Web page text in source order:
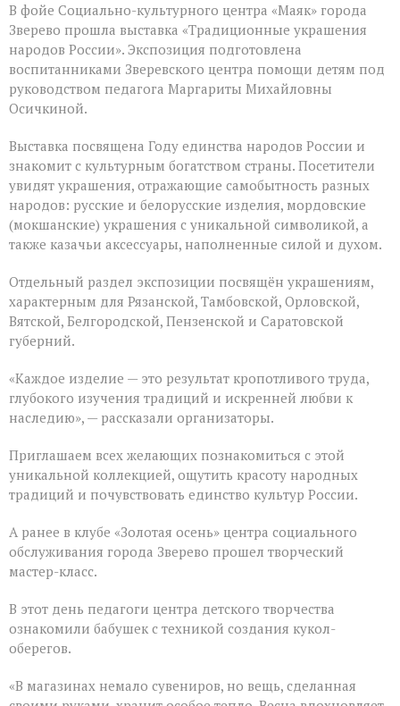
В фойе Социально-культурного центра «Маяк» города
Зверево прошла выставка «Традиционные украшения
народов России». Экспозиция подготовлена
воспитанниками Зверевского центра помощи детям под
руководством педагога Маргариты Михайловны
Осичкиной.
Выставка посвящена Году единства народов России и
знакомит с культурным богатством страны. Посетители
увидят украшения, отражающие самобытность разных
народов: русские и белорусские изделия, мордовские
(мокшанские) украшения с уникальной символикой, а
также казачьи аксессуары, наполненные силой и духом.
Отдельный раздел экспозиции посвящён украшениям,
характерным для Рязанской, Тамбовской, Орловской,
Вятской, Белгородской, Пензенской и Саратовской
губерний.
«Каждое изделие — это результат кропотливого труда,
глубокого изучения традиций и искренней любви к
наследию», — рассказали организаторы.
Приглашаем всех желающих познакомиться с этой
уникальной коллекцией, ощутить красоту народных
традиций и почувствовать единство культур России.
А ранее в клубе «Золотая осень» центра социального
обслуживания города Зверево прошел творческий
мастер-класс.
В этот день педагоги центра детского творчества
ознакомили бабушек с техникой создания кукол-
оберегов.
«В магазинах немало сувениров, но вещь, сделанная